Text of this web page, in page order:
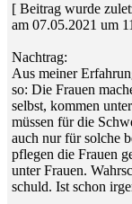
[ Beitrag wurde
am 07.05.2021 um
Nachtrag:
Aus meiner
so: Die Frauen
selbst, kommen
müssen für die
auch nur für solche
pflegen die Frauen
unter Frauen.
schuld. Ist schon